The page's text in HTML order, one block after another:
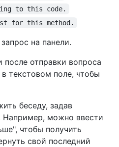
to this code.
for this method.
на панели.
отправки вопроса
в текстовом поле, чтобы
беседу, задав
можно ввести
чтобы получить
свой последний